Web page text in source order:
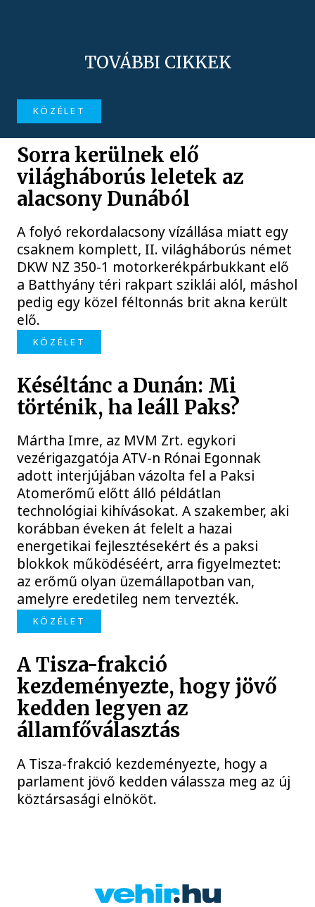
TOVÁBBI CIKKEK
KÖZÉLET
Sorra kerülnek elő
világháborús leletek az
alacsony Dunából
A folyó rekordalacsony vízállása miatt egy
csaknem komplett, II. világháborús német
DKW NZ 350-1 motorkerékpárbukkant elő
a Batthyány téri rakpart sziklái alól, máshol
pedig egy közel féltonnás brit akna került
elő.
KÖZÉLET
Késéltánc a Dunán: Mi
történik, ha leáll Paks?
Mártha Imre, az MVM Zrt. egykori
vezérigazgatója ATV-n Rónai Egonnak
adott interjújában vázolta fel a Paksi
Atomerőmű előtt álló példátlan
technológiai kihívásokat. A szakember, aki
korábban éveken át felelt a hazai
energetikai fejlesztésekért és a paksi
blokkok működéséért, arra figyelmeztet:
az erőmű olyan üzemállapotban van,
amelyre eredetileg nem tervezték.
KÖZÉLET
A Tisza-frakció
kezdeményezte, hogy jövő
kedden legyen az
államfőválasztás
A Tisza-frakció kezdeményezte, hogy a
parlament jövő kedden válassza meg az új
köztársasági elnököt.